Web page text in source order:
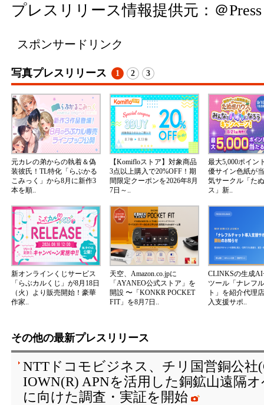
プレスリリース情報提供元： ＠Press
スポンサードリンク
写真プレスリリース 1 2 3
元カレの弟からの執着＆偽
装彼氏！TL特化「らぶかる
こみっく」から8月に新作3
本を順..
【Komifloストア】対象商品
3点以上購入で20%OFF！期
間限定クーポンを2026年8月
7日～..
最大5,000ポイン
優サイン色紙が
気サークル「た
ス」新..
新オンラインくじサービス
「らぶカルくじ」が8月18日
（火）より販売開始！豪華
作家..
天空、Amazon.co.jpに
「AYANEO公式ストア」を
開設 〜「KONKR POCKET
FIT」を8月7日..
CLINKSの生成
ツール「ナレフ
ト」を紹介代理
入支援サポ..
その他の最新プレスリリース
NTTドコモビジネス、チリ国営銅公社
IOWN(R) APNを活用した銅鉱山遠隔
に向けた調査・実証を開始